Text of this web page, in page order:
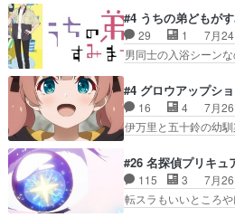
相変わらずで草ルデ
フィエットとロキシ
別れがあったり絶望
様とは...本当の愛と
ケとツッコミで笑わ
リーにも登場人物
時の貧乏ゆすりと
に、ララは何を思
話まで視聴。2026…
に動き出した回。…
#4 うちの弟どもが
29 1
7月24
男同士の入浴シー
散歩って逃げるよ
倒見るのが1番大変
甘えさせるまでの
えちゃうぞ宣言。
目的を忘れてますま
するのは嫌。世話を
で散歩させてたのか
#4 グロウアップシ
16 4
7月26
伊万里と五十鈴の
や、これ素晴らしい
回なのにビキニじゃ
推しの吾野伊万里
んの手品回であり
#26 名探偵プリキュ
115 3
7月26
転スラもいいとこ